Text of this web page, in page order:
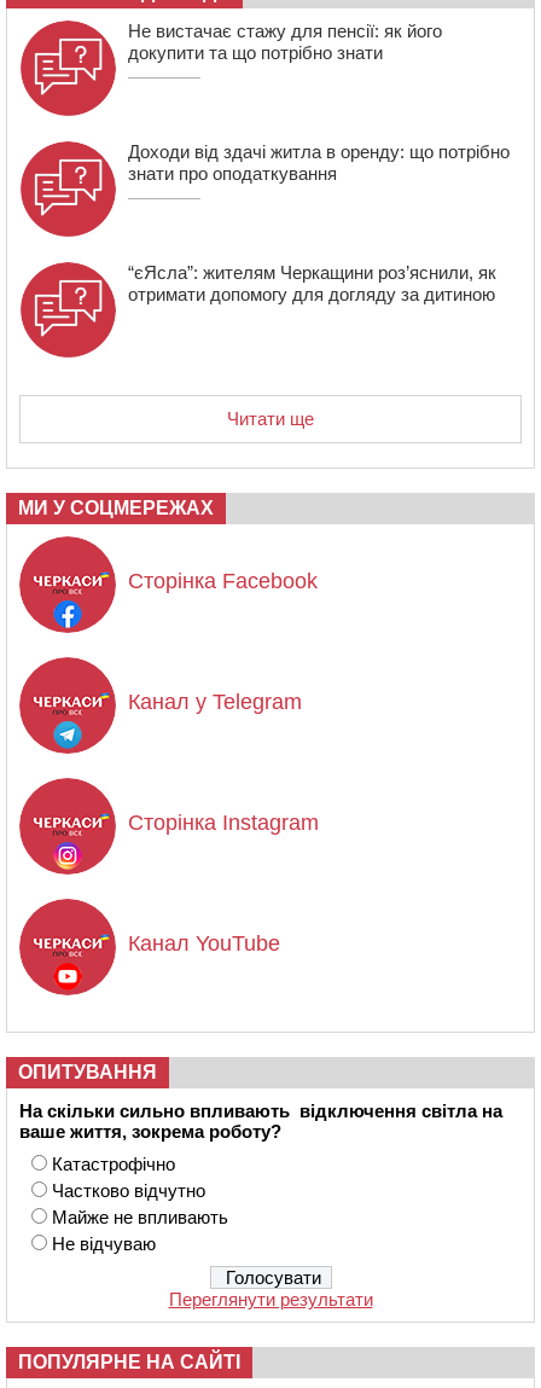
12:15 У центрі Черкас не поділили дорогу водії двох ВАЗів
Не вистачає стажу для пенсії: як його
докупити та що потрібно знати
Доходи від здачі житла в оренду: що потрібно
знати про оподаткування
“єЯсла”: жителям Черкащини роз’яснили, як
отримати допомогу для догляду за дитиною
Читати ще
МИ У СОЦМЕРЕЖАХ
Сторінка Facebook
Канал у Telegram
Сторінка Instagram
Канал YouTube
ОПИТУВАННЯ
На скільки сильно впливають відключення світла на
ваше життя, зокрема роботу?
Катастрофічно
Частково відчутно
Майже не впливають
Не відчуваю
Переглянути результати
ПОПУЛЯРНЕ НА САЙТІ